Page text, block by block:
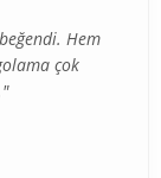
Hem
çok